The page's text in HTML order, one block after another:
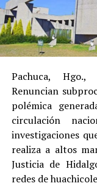
Pachuca,
Renuncian
polémica
circulación
investigaciones
realiza a altos
Justicia de
redes de